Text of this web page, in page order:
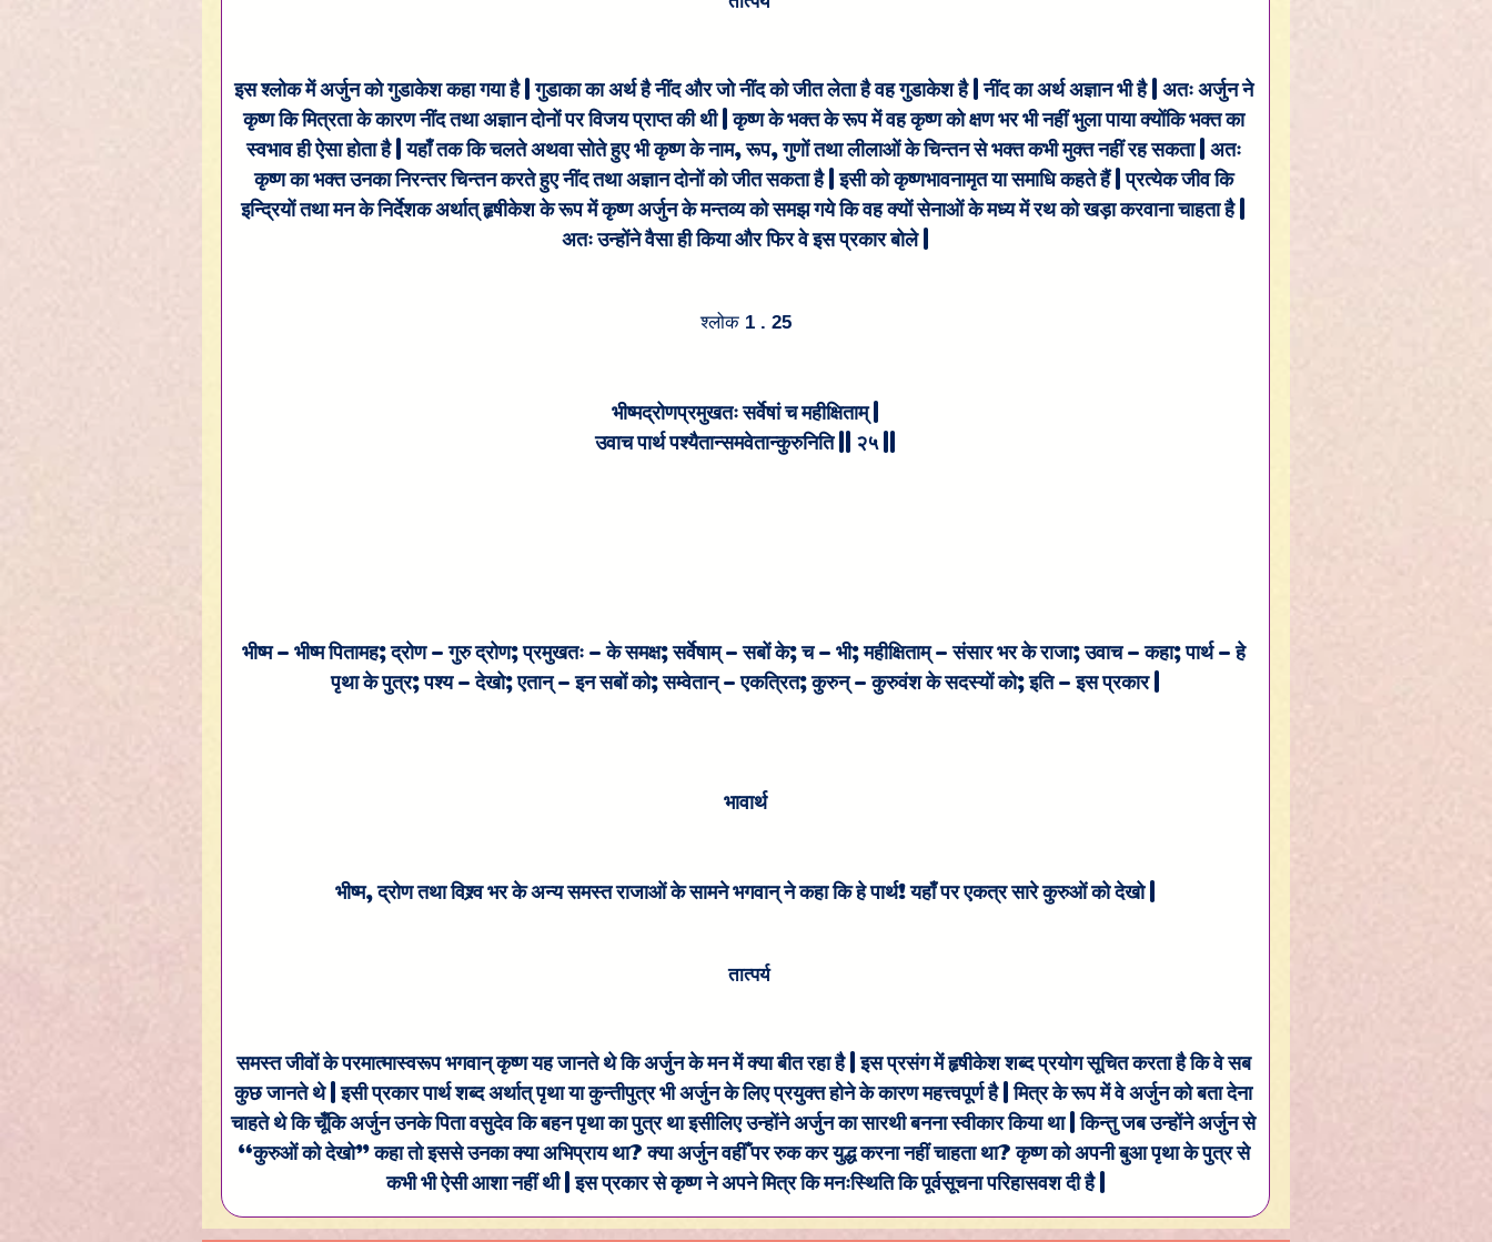
इस श्लोक में अर्जुन को गुडाकेश कहा गया है | गुडाका का अर्थ है नींद और जो नींद को जीत लेता है वह गुडाकेश है | नींद का अर्थ अज्ञान भी है | अतः अर्जुन ने
कृष्ण कि मित्रता के कारण नींद तथा अज्ञान दोनों पर विजय प्राप्त की थी | कृष्ण के भक्त के रूप में वह कृष्ण को क्षण भर भी नहीं भुला पाया क्योंकि भक्त का
स्वभाव ही ऐसा होता है | यहाँ तक कि चलते अथवा सोते हुए भी कृष्ण के नाम, रूप, गुणों तथा लीलाओं के चिन्तन से भक्त कभी मुक्त नहीं रह सकता | अतः
कृष्ण का भक्त उनका निरन्तर चिन्तन करते हुए नींद तथा अज्ञान दोनों को जीत सकता है | इसी को कृष्णभावनामृत या समाधि कहते हैं | प्रत्येक जीव कि
इन्द्रियों तथा मन के निर्देशक अर्थात् हृषीकेश के रूप में कृष्ण अर्जुन के मन्तव्य को समझ गये कि वह क्यों सेनाओं के मध्य में रथ को खड़ा करवाना चाहता है |
अतः उन्होंने वैसा ही किया और फिर वे इस प्रकार बोले |
श्लोक 1 . 25
भीष्मद्रोणप्रमुखतः सर्वेषां च महीक्षिताम् |
उवाच पार्थ पश्यैतान्समवेतान्कुरुनिति || २५ ||
भीष्म – भीष्म पितामह; द्रोण – गुरु द्रोण; प्रमुखतः – के समक्ष; सर्वेषाम् – सबों के; च – भी; महीक्षिताम् – संसार भर के राजा; उवाच – कहा; पार्थ – हे
पृथा के पुत्र; पश्य – देखो; एतान् – इन सबों को; सम्वेतान् – एकत्रित; कुरुन् – कुरुवंश के सदस्यों को; इति – इस प्रकार |
भावार्थ
भीष्म, द्रोण तथा विश्र्व भर के अन्य समस्त राजाओं के सामने भगवान् ने कहा कि हे पार्थ! यहाँ पर एकत्र सारे कुरुओं को देखो |
तात्पर्य
समस्त जीवों के परमात्मास्वरूप भगवान् कृष्ण यह जानते थे कि अर्जुन के मन में क्या बीत रहा है | इस प्रसंग में हृषीकेश शब्द प्रयोग सूचित करता है कि वे सब
कुछ जानते थे | इसी प्रकार पार्थ शब्द अर्थात् पृथा या कुन्तीपुत्र भी अर्जुन के लिए प्रयुक्त होने के कारण महत्त्वपूर्ण है | मित्र के रूप में वे अर्जुन को बता देना
चाहते थे कि चूँकि अर्जुन उनके पिता वसुदेव कि बहन पृथा का पुत्र था इसीलिए उन्होंने अर्जुन का सारथी बनना स्वीकार किया था | किन्तु जब उन्होंने अर्जुन से
“कुरुओं को देखो” कहा तो इससे उनका क्या अभिप्राय था? क्या अर्जुन वहीँ पर रुक कर युद्ध करना नहीं चाहता था? कृष्ण को अपनी बुआ पृथा के पुत्र से
कभी भी ऐसी आशा नहीं थी | इस प्रकार से कृष्ण ने अपने मित्र कि मनःस्थिति कि पूर्वसूचना परिहासवश दी है |